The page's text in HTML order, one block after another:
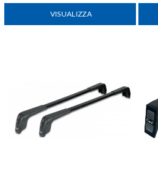
VISUALIZZA